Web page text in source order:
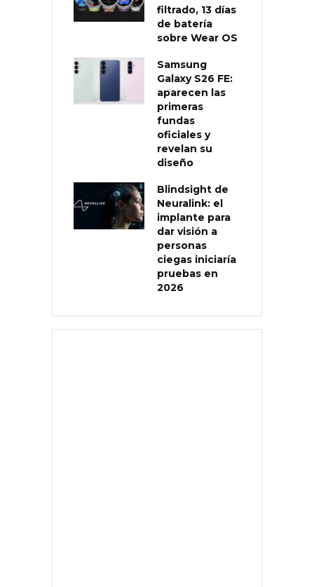
filtrado, 13 días
de batería
sobre Wear OS
Samsung
Galaxy S26 FE:
aparecen las
primeras
fundas
oficiales y
revelan su
diseño
Blindsight de
Neuralink: el
implante para
dar visión a
personas
ciegas iniciaría
pruebas en
2026